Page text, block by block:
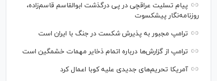
پیام تسلیت عراقچی در پی درگذشت ابوالقاسم قاسم‌زاده،
روزنامه‌نگار پیشکسوت
ترامپ مجبور به پذیرش شکست در جنگ با ایران است
ترامپ از گزارش‌ها درباره اتمام ذخایر مهمات خشمگین است
آمریکا تحریم‌های جدیدی علیه کوبا اعمال کرد